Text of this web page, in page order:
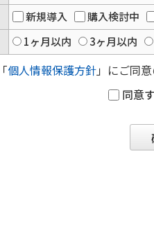
新規導入 購入検討中
1ヶ月以内 3ヶ月以内
個人情報保護方針」にご同
同意